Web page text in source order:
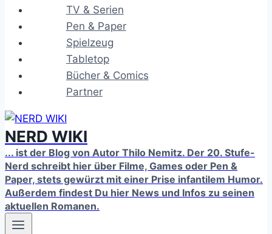
TV & Serien
Pen & Paper
Spielzeug
Tabletop
Bücher & Comics
Partner
NERD WIKI
... ist der Blog von Autor Thilo Nemitz. Der 20. Stufe-
Nerd schreibt hier über Filme, Games oder Pen &
Paper, stets gewürzt mit einer Prise infantilem Humor.
Außerdem findest Du hier News und Infos zu seinen
aktuellen Romanen.